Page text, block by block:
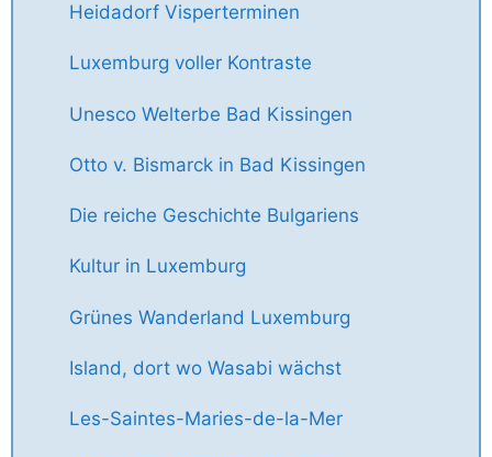
Heidadorf Visperterminen
Luxemburg voller Kontraste
Unesco Welterbe Bad Kissingen
Otto v. Bismarck in Bad Kissingen
Die reiche Geschichte Bulgariens
Kultur in Luxemburg
Grünes Wanderland Luxemburg
Island, dort wo Wasabi wächst
Les-Saintes-Maries-de-la-Mer